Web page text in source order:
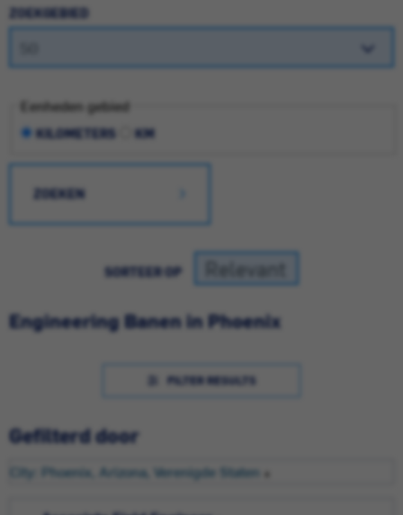
ZOEKGEBIED
Eenheden gebied
KILOMETERS KM
ZOEKEN
SORTEER OP
Engineering Banen in Phoenix
FILTER RESULTS
Gefilterd door
City: Phoenix, Arizona, Verenigde Staten